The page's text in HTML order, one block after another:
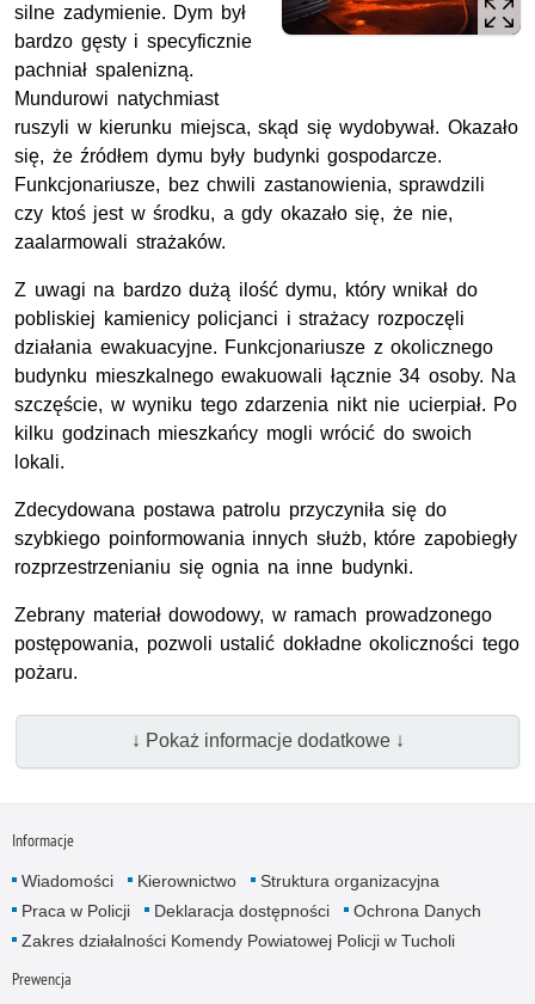
silne zadymienie. Dym był
bardzo gęsty i specyficznie
pachniał spalenizną.
Mundurowi natychmiast
ruszyli w kierunku miejsca, skąd się wydobywał. Okazało
się, że źródłem dymu były budynki gospodarcze.
Funkcjonariusze, bez chwili zastanowienia, sprawdzili
czy ktoś jest w środku, a gdy okazało się, że nie,
zaalarmowali strażaków.
Z uwagi na bardzo dużą ilość dymu, który wnikał do
pobliskiej kamienicy policjanci i strażacy rozpoczęli
działania ewakuacyjne. Funkcjonariusze z okolicznego
budynku mieszkalnego ewakuowali łącznie 34 osoby. Na
szczęście, w wyniku tego zdarzenia nikt nie ucierpiał. Po
kilku godzinach mieszkańcy mogli wrócić do swoich
lokali.
Zdecydowana postawa patrolu przyczyniła się do
szybkiego poinformowania innych służb, które zapobiegły
rozprzestrzenianiu się ognia na inne budynki.
Zebrany materiał dowodowy, w ramach prowadzonego
postępowania, pozwoli ustalić dokładne okoliczności tego
pożaru.
↓ Pokaż informacje dodatkowe ↓
Informacje
Wiadomości Kierownictwo
Struktura organizacyjna
Praca w Policji
Deklaracja dostępności
Ochrona Danych
Zakres działalności Komendy Powiatowej Policji w Tucholi
Prewencja